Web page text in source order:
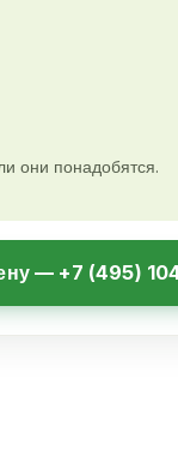
они понадобятся.
— +7 (495)